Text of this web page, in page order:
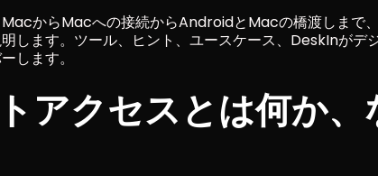
MacからMacへの接続からAndroidとMacの橋渡しまで
します。ツール、ヒント、ユースケース、DeskInがデ
します。
アクセスとは何か